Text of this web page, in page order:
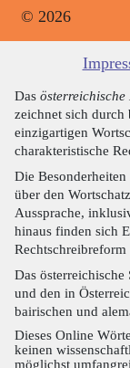
© 2026
Das österreichische
zeichnet sich durch
einzigartigen
charakteristische
Die
über den
Aussprache,
hinaus finden sich
Rechtschreibreform
Das österreichische
und den in
bairischen und
Dieses Online
keinen
möglichst